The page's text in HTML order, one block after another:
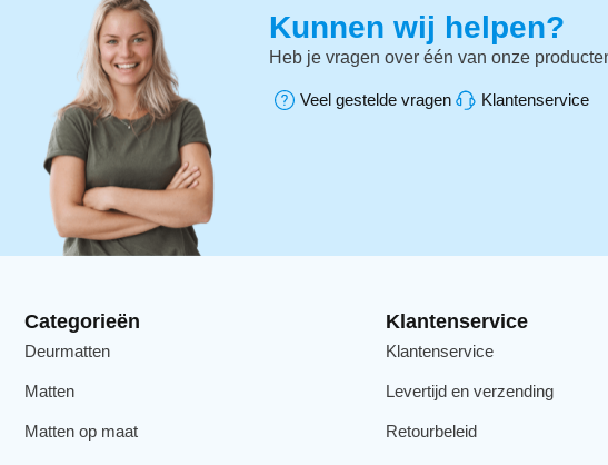
Kunnen wij helpen?
Heb je vragen over één van onze
Veel gestelde vragen Klantenservice
Categorieën
Deurmatten
Matten
Matten op maat
Klantenservice
Klantenservice
Levertijd en verzending
Retourbeleid